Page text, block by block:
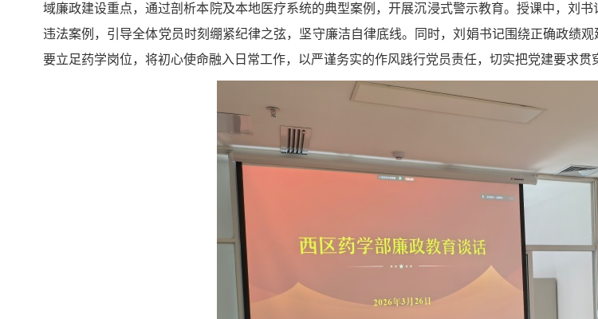
域廉政建设重点，通过剖析本院及本地医疗系统的典型案例，开展沉浸式警示教育。授课中，刘
违法案例，引导全体党员时刻绷紧纪律之弦，坚守廉洁自律底线。同时，刘娟书记围绕正确政绩
要立足药学岗位，将初心使命融入日常工作，以严谨务实的作风践行党员责任，切实把党建要求贯